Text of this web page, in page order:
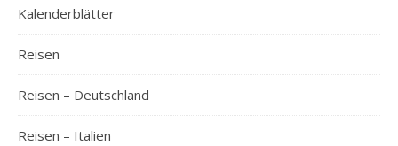
Kalenderblätter
Reisen
Reisen – Deutschland
Reisen – Italien